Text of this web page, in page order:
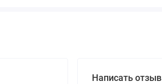
Написать отзыв